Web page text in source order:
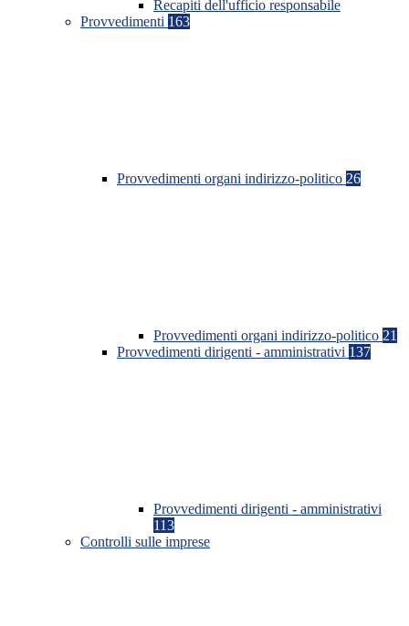
Recapiti dell'ufficio responsabile
Provvedimenti 163
Provvedimenti organi indirizzo-politico 26
Provvedimenti organi indirizzo-politico 21
Provvedimenti dirigenti - amministrativi 137
Provvedimenti dirigenti - amministrativi
113
Controlli sulle imprese